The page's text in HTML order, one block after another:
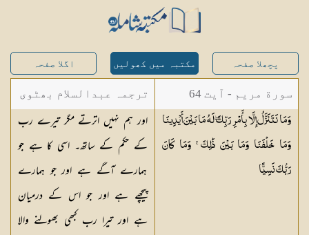
پچھلا صفحہ مکتبہ میں کھولیں اگلا صفحہ
سورة مريم - آیت 64
وَمَا نَتَنَزَّلُ إِلَّا بِأَمْرِ رَبِّكَ ۖ لَهُ مَا بَيْنَ أَيْدِينَا
وَمَا خَلْفَنَا وَمَا بَيْنَ ذَٰلِكَ ۚ وَمَا كَانَ
رَبُّكَنَسِيًّا
ترجمہ عبدالسلام بھٹوی
- عبدالسلام بن محمد
اور ہم نہیں اترتے مگر تیرے رب
کے حکم کے ساتھ۔ اسی کا ہے جو
ہمارے آگے ہے اور جو ہمارے
پیچھے ہے اور جو اس کے درمیان
ہے اور تیرا رب کبھی بھولنے والا